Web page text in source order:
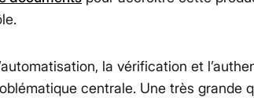
la vérification et
centrale. Une très grande